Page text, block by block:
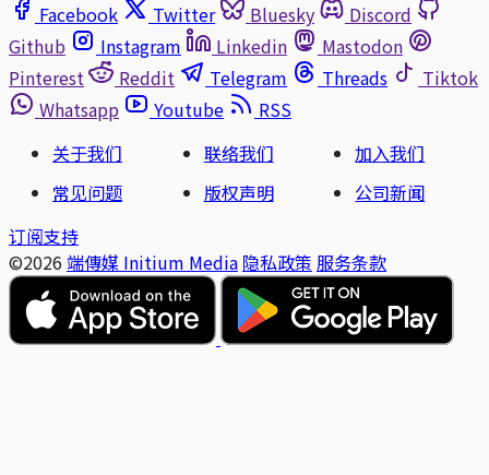
Facebook
Twitter Bluesky
Discord
Github
Instagram Linkedin
Mastodon
Pinterest
Reddit Telegram Threads
Tiktok
Whatsapp
Youtube
RSS
关于我们
联络我们
加入我们
常见问题
版权声明
公司新闻
订阅支持
©2026 端傳媒 Initium Media 隐私政策 服务条款